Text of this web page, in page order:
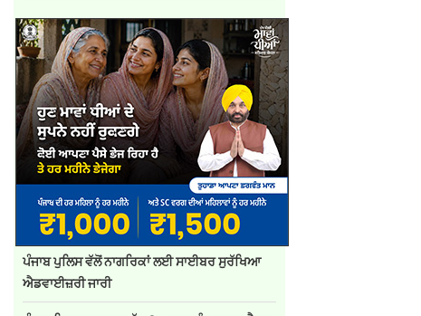
ਪੰਜਾਬ ਪੁਲਿਸ ਵੱਲੋਂ ਨਾਗਰਿਕਾਂ ਲਈ ਸਾਈਬਰ ਸੁਰੱਖਿਆ
ਐਡਵਾਈਜ਼ਰੀ ਜਾਰੀ